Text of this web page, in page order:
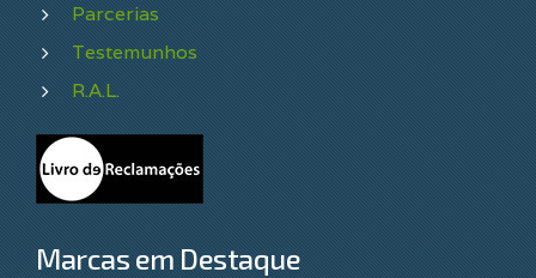
Parcerias
Testemunhos
R.A.L.
Marcas em Destaque